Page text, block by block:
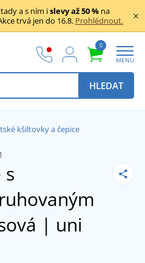
a s ním islevy až 50 % na
trvá jen do 16.8. Prohlédnout.
0
MENU
HLEDAT
kšiltovky a čepice
s
| uni